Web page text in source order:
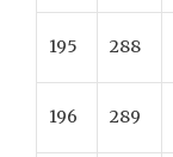
195 288
196 289